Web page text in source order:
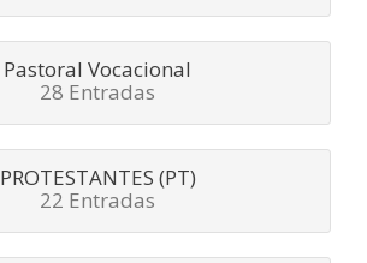
Pastoral Vocacional
28 Entradas
PROTESTANTES (PT)
22 Entradas